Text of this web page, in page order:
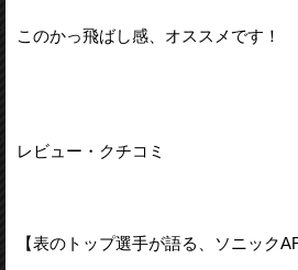
このかっ飛ばし感、オススメです！
レビュー・クチコミ
【表のトップ選手が語る、ソニック